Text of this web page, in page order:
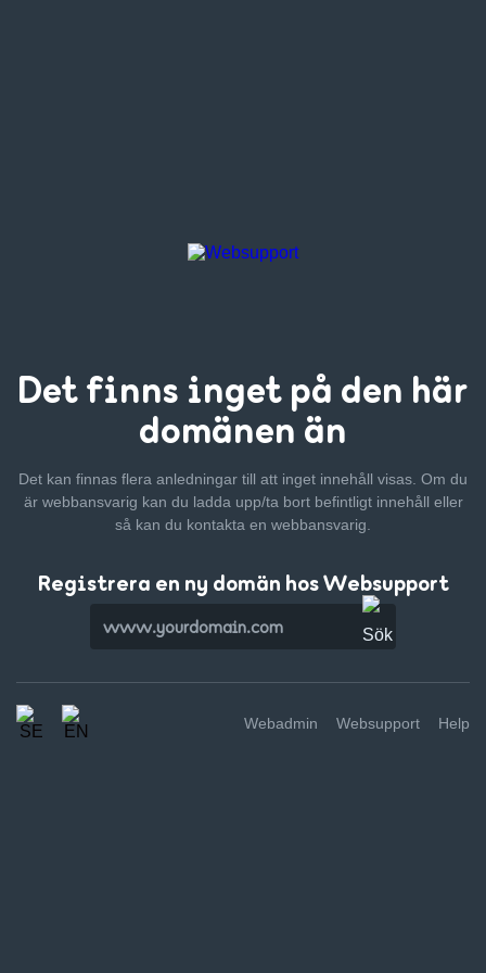
Det finns inget på den här
domänen än
Det kan finnas flera anledningar till att inget innehåll visas. Om du
är webbansvarig kan du ladda upp/ta bort befintligt innehåll eller
så kan du kontakta en webbansvarig.
Registrera en ny domän hos Websupport
Webadmin Websupport Help